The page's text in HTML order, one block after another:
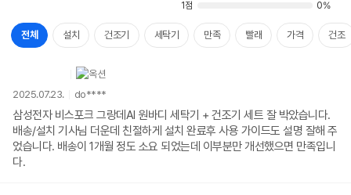
1점
0%
전체 설치 건조기 세탁기 만족 빨래 가격 건조
2025.07.23. do****
삼성전자 비스포크 그랑데AI 원바디 세탁기 + 건조기 세트 잘 박았습니다.
배송/설치 기사님 더운데 친절하게 설치 완료후 사용 가이드도 설명 잘해 주
었습니다. 배송이 1개월 정도 소요 되었는데 이부분만 개선했으면 만족입니
다.